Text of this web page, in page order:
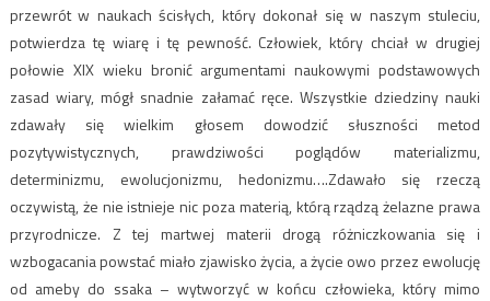
przewrót w naukach ścisłych, który dokonał się w naszym stuleciu,
potwierdza tę wiarę i tę pewność. Człowiek, który chciał w drugiej
połowie XIX wieku bronić argumentami naukowymi podstawowych
zasad wiary, mógł snadnie załamać ręce. Wszystkie dziedziny nauki
zdawały się wielkim głosem dowodzić słuszności metod
pozytywistycznych, prawdziwości poglądów materializmu,
determinizmu, ewolucjonizmu, hedonizmu….Zdawało się rzeczą
oczywistą, że nie istnieje nic poza materią, którą rządzą żelazne prawa
przyrodnicze. Z tej martwej materii drogą różniczkowania się i
wzbogacania powstać miało zjawisko życia, a życie owo przez ewolucję
od ameby do ssaka – wytworzyć w końcu człowieka, który mimo